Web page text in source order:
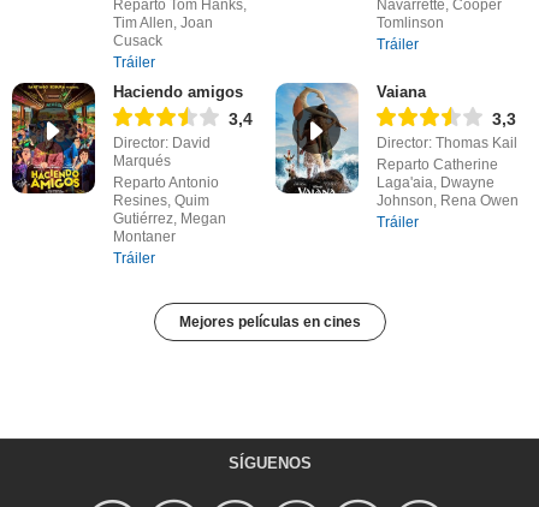
Reparto Tom Hanks,
Tim Allen, Joan
Cusack
Tráiler
Navarrette, Cooper
Tomlinson
Tráiler
Haciendo amigos
3,4
Director: David
Marqués
Reparto Antonio
Resines, Quim
Gutiérrez, Megan
Montaner
Tráiler
Vaiana
3,3
Director: Thomas Kail
Reparto Catherine
Laga'aia, Dwayne
Johnson, Rena Owen
Tráiler
Mejores películas en cines
SÍGUENOS